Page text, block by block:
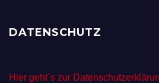
DATENSCHUTZ
Hier geht´s zur